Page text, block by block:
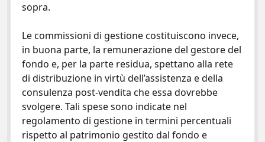
sopra.
Le commissioni di gestione costituiscono invece,
in buona parte, la remunerazione del gestore del
fondo e, per la parte residua, spettano alla rete
di distribuzione in virtù dell’assistenza e della
consulenza post-vendita che essa dovrebbe
svolgere. Tali spese sono indicate nel
regolamento di gestione in termini percentuali
rispetto al patrimonio gestito dal fondo e